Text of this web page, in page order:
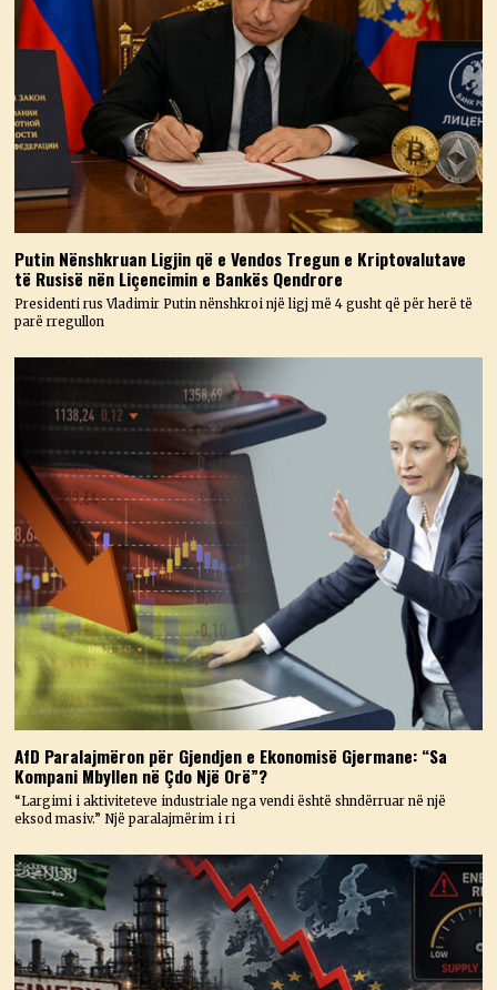
Putin Nënshkruan Ligjin që e Vendos Tregun e Kriptovalutave
të Rusisë nën Liçencimin e Bankës Qendrore
Presidenti rus Vladimir Putin nënshkroi një ligj më 4 gusht që për herë të
parë rregullon
AfD Paralajmëron për Gjendjen e Ekonomisë Gjermane: “Sa
Kompani Mbyllen në Çdo Një Orë”?
“Largimi i aktiviteteve industriale nga vendi është shndërruar në një
eksod masiv.” Një paralajmërim i ri